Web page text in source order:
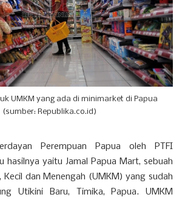
UMKM yang ada di minimarket di Papua
(sumber: Republika.co.id)
Perempuan Papua oleh PTFI
hasilnya yaitu Jamal Papua Mart, sebuah
Kecil dan Menengah (UMKM) yang sudah
Utikini Baru, Timika, Papua. UMKM